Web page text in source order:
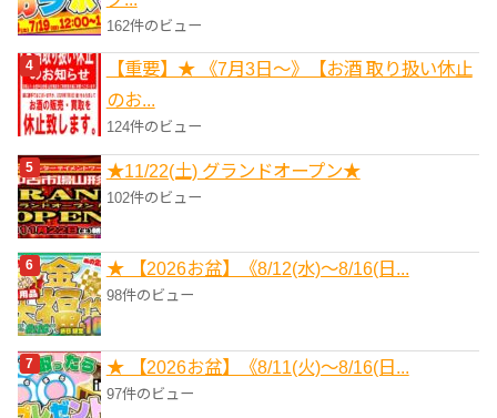
162件のビュー
【重要】★ 《7月3日～》【お酒 取り扱い休止
のお...
124件のビュー
★11/22(土) グランドオープン★
102件のビュー
★ 【2026お盆】《8/12(水)～8/16(日...
98件のビュー
★ 【2026お盆】《8/11(火)～8/16(日...
97件のビュー